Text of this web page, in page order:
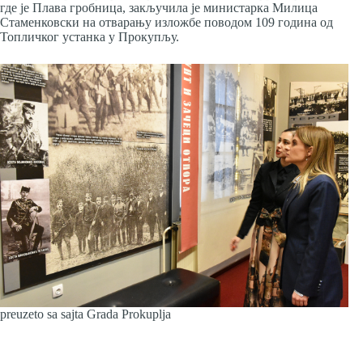
где је Плава гробница, закључила је министарка Милица
Стаменковски на отварању изложбе поводом 109 година од
Топличког устанка у Прокупљу.
preuzeto sa sajta Grada Prokuplja